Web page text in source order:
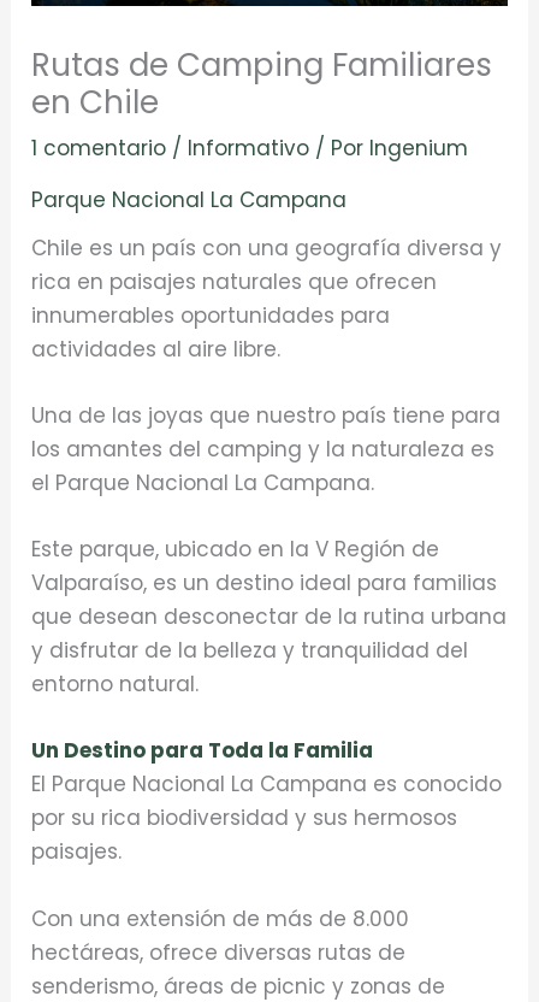
Rutas de Camping Familiares
en Chile
1 comentario / Informativo / Por Ingenium
Parque Nacional La Campana
Chile es un país con una geografía diversa y
rica en paisajes naturales que ofrecen
innumerables oportunidades para
actividades al aire libre.
Una de las joyas que nuestro país tiene para
los amantes del camping y la naturaleza es
el Parque Nacional La Campana.
Este parque, ubicado en la V Región de
Valparaíso, es un destino ideal para familias
que desean desconectar de la rutina urbana
y disfrutar de la belleza y tranquilidad del
entorno natural.
Un Destino para Toda la Familia
El Parque Nacional La Campana es conocido
por su rica biodiversidad y sus hermosos
paisajes.
Con una extensión de más de 8.000
hectáreas, ofrece diversas rutas de
senderismo, áreas de picnic y zonas de